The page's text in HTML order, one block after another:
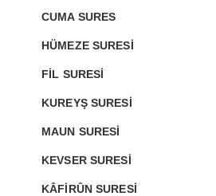
CUMA SURES
HÜMEZE SURESİ
FİL SURESİ
KUREYŞ SURESİ
MAUN SURESİ
KEVSER SURESİ
KÂFİRÛN SURESİ